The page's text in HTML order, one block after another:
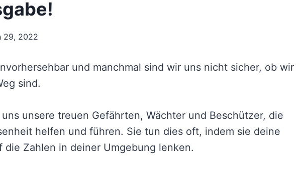
29, 2022
und manchmal sind wir uns nicht sicher, ob wir
sind.
unsere treuen Gefährten, Wächter und Beschützer, die
helfen und führen. Sie tun dies oft, indem sie deine
die Zahlen in deiner Umgebung lenken.